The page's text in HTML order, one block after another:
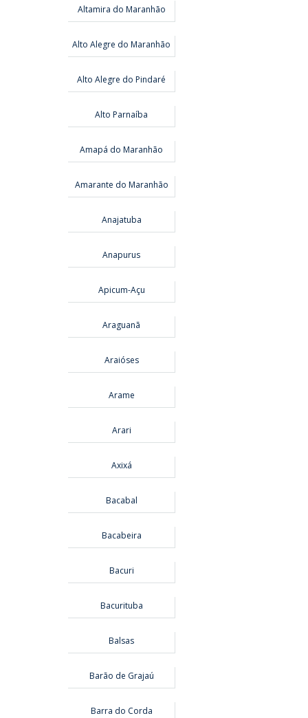
Altamira do Maranhão
Alto Alegre do Maranhão
Alto Alegre do Pindaré
Alto Parnaíba
Amapá do Maranhão
Amarante do Maranhão
Anajatuba
Anapurus
Apicum-Açu
Araguanã
Araióses
Arame
Arari
Axixá
Bacabal
Bacabeira
Bacuri
Bacurituba
Balsas
Barão de Grajaú
Barra do Corda